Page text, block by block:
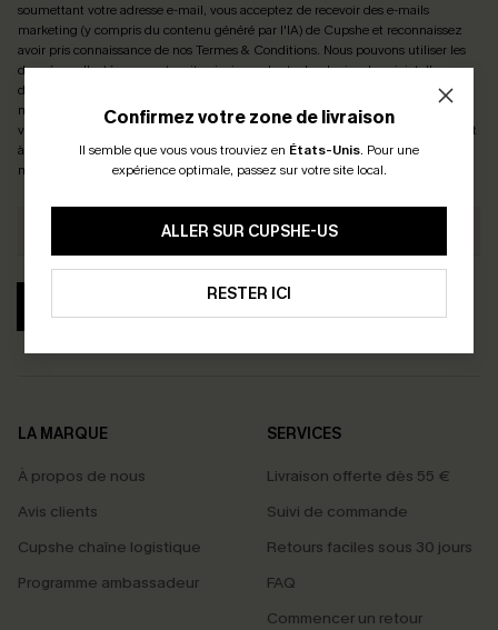
Confirmez votre zone de livraison
Il semble que vous vous trouviez en États-Unis. Pour une
expérience optimale, passez sur votre site local.
ALLER SUR CUPSHE-US
RESTER ICI
soumettant votre adresse e-mail, vous acceptez de recevoir des e-mails
marketing (y compris du contenu généré par l'IA) de Cupshe et reconnaissez
avoir pris connaissance de nosTermes & Conditions. Nous pouvons utiliser les
données collectées sur notre site ainsi que des technologies de suivi, telles que
des pixels intégrés à nos e-mails, afin de savoir si ceux-ci ont été ouverts, de
mesurer votre engagement, de personnaliser nos contenus et nos offres, et de
vous recommander des produits susceptibles de vous intéresser, conformément
à notre
Politique de confidentialité. Vous pouvez vous désabonner à tout
moment.
LA MARQUE
À propos de nous
Avis clients
Cupshe chaîne logistique
Programme ambassadeur
SERVICES
Livraison offerte dès 55 €
Suivi de commande
Retours faciles sous 30 jours
FAQ
Commencer un retour